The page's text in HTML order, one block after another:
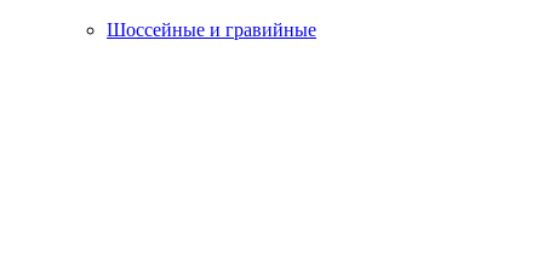
Шоссейные и гравийные